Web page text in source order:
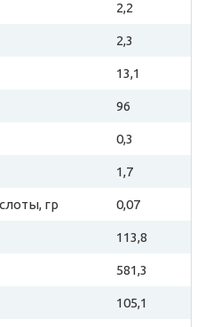
2,2
2,3
13,1
96
0,3
1,7
гр 0,07
113,8
581,3
105,1